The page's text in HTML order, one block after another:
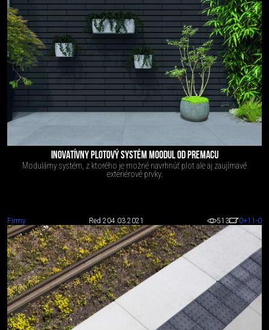
INOVATÍVNY PLOTOVÝ SYSTÉM MOODUL OD PREMACU
Modulárny systém, z ktorého je možné navrhnúť plot ale aj zaujímavé
exteriérové prvky.
Firmy Red 204.03.2021 513 0+11 -0